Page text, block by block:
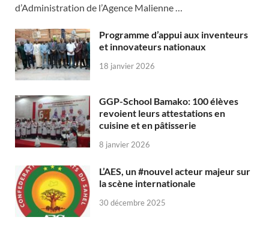
d’Administration de l’Agence Malienne …
Programme d’appui aux inventeurs
et innovateurs nationaux
18 janvier 2026
GGP-School Bamako: 100 élèves
revoient leurs attestations en
cuisine et en pâtisserie
8 janvier 2026
L’AES, un #nouvel acteur majeur sur
la scène internationale
30 décembre 2025